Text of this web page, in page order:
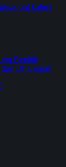
kalimi
Bertitik
Dhammah